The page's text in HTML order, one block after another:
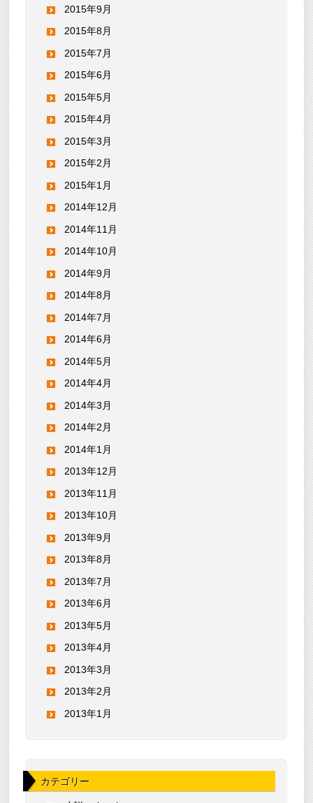
2015年9月
2015年8月
2015年7月
2015年6月
2015年5月
2015年4月
2015年3月
2015年2月
2015年1月
2014年12月
2014年11月
2014年10月
2014年9月
2014年8月
2014年7月
2014年6月
2014年5月
2014年4月
2014年3月
2014年2月
2014年1月
2013年12月
2013年11月
2013年10月
2013年9月
2013年8月
2013年7月
2013年6月
2013年5月
2013年4月
2013年3月
2013年2月
2013年1月
カテゴリー